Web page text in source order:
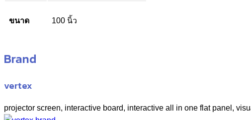
ขนาด 100 นิ้ว
Brand
vertex
projector screen, interactive board, interactive all in one flat panel,